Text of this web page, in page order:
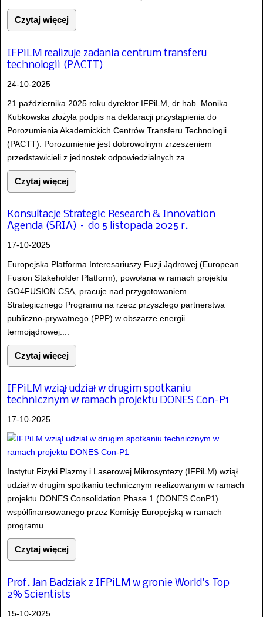
Czytaj więcej
IFPiLM realizuje zadania centrum transferu
technologii (PACTT)
24-10-2025
21 października 2025 roku dyrektor IFPiLM, dr hab. Monika
Kubkowska złożyła podpis na deklaracji przystąpienia do
Porozumienia Akademickich Centrów Transferu Technologii
(PACTT). Porozumienie jest dobrowolnym zrzeszeniem
przedstawicieli z jednostek odpowiedzialnych za...
Czytaj więcej
Konsultacje Strategic Research & Innovation
Agenda (SRIA) – do 5 listopada 2025 r.
17-10-2025
Europejska Platforma Interesariuszy Fuzji Jądrowej (European
Fusion Stakeholder Platform), powołana w ramach projektu
GO4FUSION CSA, pracuje nad przygotowaniem
Strategicznego Programu na rzecz przyszłego partnerstwa
publiczno-prywatnego (PPP) w obszarze energii
termojądrowej....
Czytaj więcej
IFPiLM wziął udział w drugim spotkaniu
technicznym w ramach projektu DONES Con-P1
17-10-2025
Instytut Fizyki Plazmy i Laserowej Mikrosyntezy (IFPiLM) wziął
udział w drugim spotkaniu technicznym realizowanym w ramach
projektu DONES Consolidation Phase 1 (DONES ConP1)
współfinansowanego przez Komisję Europejską w ramach
programu...
Czytaj więcej
Prof. Jan Badziak z IFPiLM w gronie World's Top
2% Scientists
15-10-2025